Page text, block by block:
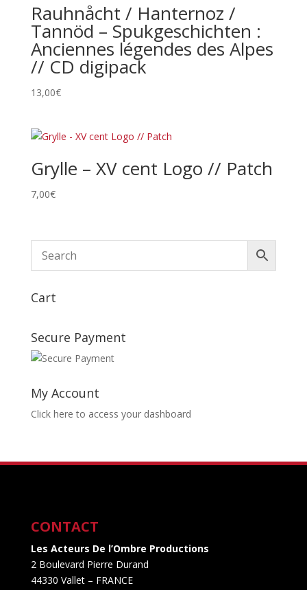
Rauhnåcht / Hanternoz /
Tannöd – Spukgeschichten :
Anciennes légendes des Alpes
// CD digipack
13,00€
Grylle – XV cent Logo // Patch
7,00€
Cart
Secure Payment
My Account
Click here to access your dashboard
CONTACT
Les Acteurs De l’Ombre Productions
2 Boulevard Pierre Durand
44330 Vallet– FRANCE